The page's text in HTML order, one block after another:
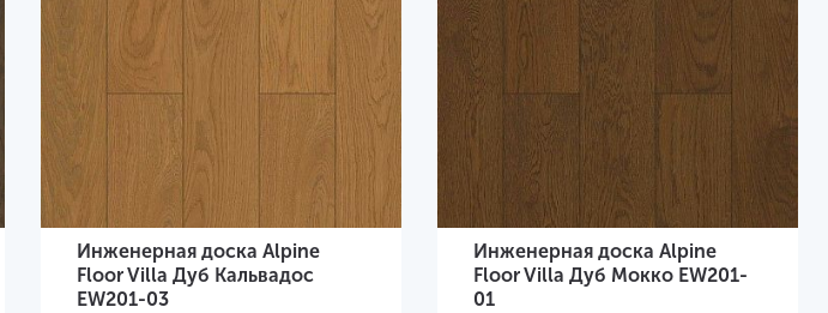
Инженерная доска Alpine
Floor Villa Дуб Кальвадос
EW201-03
Инженерная доска Alpine
Floor Villa Дуб Мокко EW201-
01